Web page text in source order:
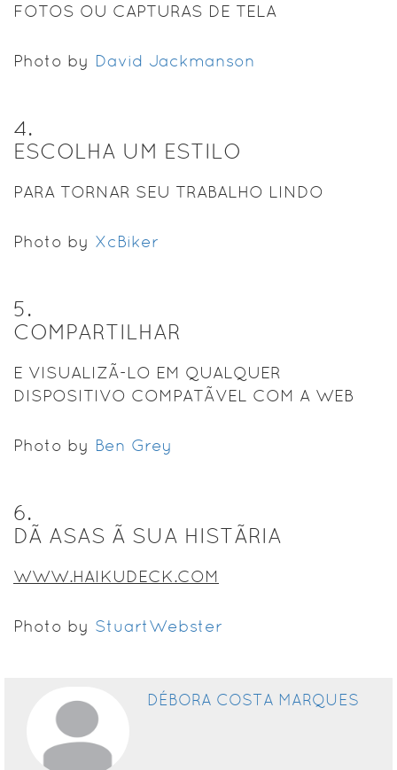
FOTOS OU CAPTURAS DE TELA
Photo by David Jackmanson
4.
ESCOLHA UM ESTILO
PARA TORNAR SEU TRABALHO LINDO
Photo by XcBiker
5.
COMPARTILHAR
E VISUALIZÃ-LO EM QUALQUER
DISPOSITIVO COMPATÃVEL COM A WEB
Photo by Ben Grey
6.
DÃ ASAS Ã SUA HISTÃRIA
WWW.HAIKUDECK.COM
Photo by StuartWebster
DÉBORA COSTA MARQUES